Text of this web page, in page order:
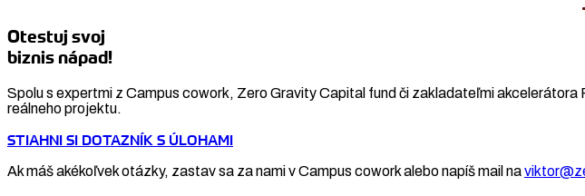
Otestuj svoj
biznis nápad!
Spolu s expertmi z Campus cowork, Zero Gravity Capital fund či zakladateľmi
reálneho projektu.
STIAHNI SI DOTAZNÍK S ÚLOHAMI
Ak máš akékoľvek otázky, zastav sa za nami v Campus cowork alebo napíš mail na